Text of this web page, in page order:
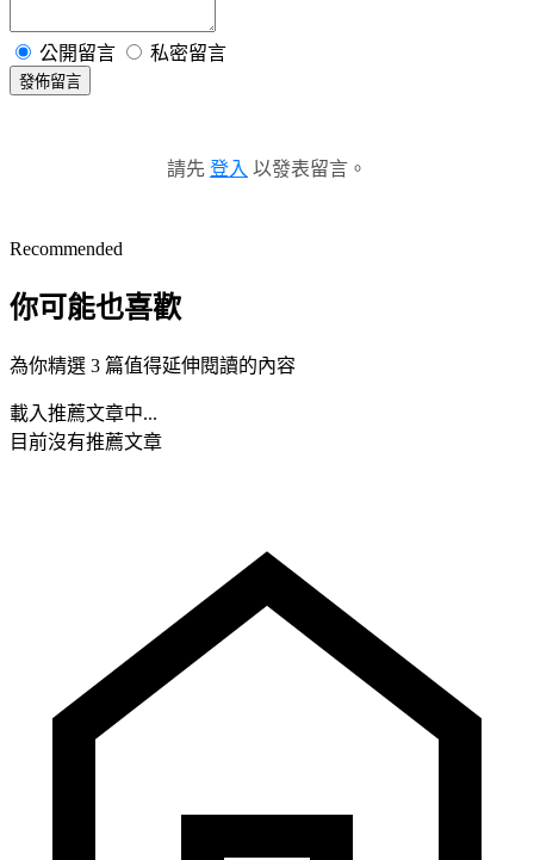
公開留言 私密留言
發佈留言
請先 登入 以發表留言。
Recommended
你可能也喜歡
為你精選 3 篇值得延伸閱讀的內容
載入推薦文章中...
目前沒有推薦文章